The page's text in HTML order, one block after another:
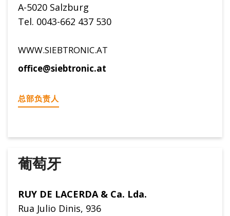
A-5020 Salzburg
Tel. 0043-662 437 530
WWW.SIEBTRONIC.AT
office@siebtronic.at
总部负责人
葡萄牙
RUY DE LACERDA & Ca. Lda.
Rua Julio Dinis, 936